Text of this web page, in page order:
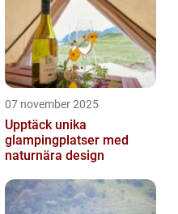
07 november 2025
Upptäck unika
glampingplatser med
naturnära design